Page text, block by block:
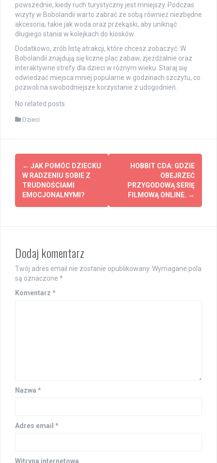
powszednie, kiedy ruch turystyczny jest mniejszy. Podczas
wizyty w Bobolandii warto zabrać ze sobą również niezbędne
akcesoria, takie jak woda oraz przekąski, aby uniknąć
długiego stania w kolejkach do kiosków.
Dodatkowo, zrób listę atrakcji, które chcesz zobaczyć. W
Bobolandii znajdują się liczne plac zabaw, zjeżdżalnie oraz
interaktywne strefy dla dzieci w różnym wieku. Staraj się
odwiedzać miejsca mniej popularne w godzinach szczytu, co
pozwoli na swobodniejsze korzystanie z udogodnień.
No related posts.
Dzieci
Post
navigation
← JAK POMÓC DZIECKU
W RADZENIU SOBIE Z
TRUDNOŚCIAMI
EMOCJONALNYMI?
HOBBIT CDA: GDZIE
OBEJRZEĆ
PRZYGODOWĄ SERIĘ
FILMOWĄ ONLINE. →
Dodaj komentarz
Twój adres email nie zostanie opublikowany. Wymagane pola
są oznaczone *
Komentarz *
Nazwa *
Adres email *
Witryna internetowa